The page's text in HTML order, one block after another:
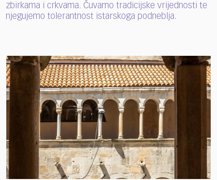
zbirkama i crkvama. Čuvamo tradicijske vrijednosti te
njegujemo tolerantnost istarskoga podneblja.